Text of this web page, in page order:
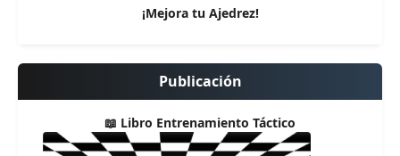
¡Mejora tu Ajedrez!
Publicación
📖 Libro Entrenamiento Táctico